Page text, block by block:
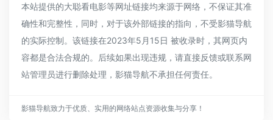
本站提供的大聪看电影等网址链接均来源于网络，不保证其准
确性和完整性，同时，对于该外部链接的指向，不受影猫导航
的实际控制。该链接在2023年5月15日 被收录时，其网页内
容都是合法合规的。后续如果出现违规，请直接反馈或联系网
站管理员进行删除处理，影猫导航不承担任何责任。
影猫导航致力于优质、实用的网络站点资源收集与分享！